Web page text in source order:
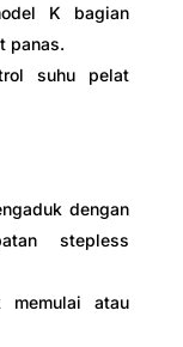
K bagian
panas.
suhu pelat
dengan
stepless
memulai atau